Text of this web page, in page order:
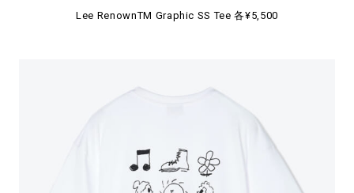
Lee RenownTM Graphic SS Tee 各¥5,500